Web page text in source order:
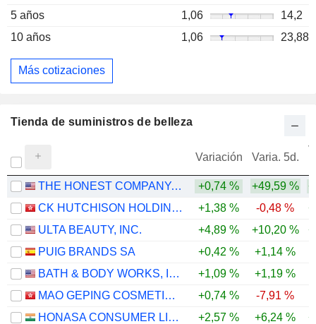
5 años
1,06
14,2
10 años
1,06 23,88
Más cotizaciones
Tienda de suministros de belleza
Variación Varia. 5d.
THE HONEST COMPANY, INC. +0,74 % +49,59 %
CK HUTCHISON HOLDINGS LIMITED
+1,38 % -0,48 %
ULTA BEAUTY, INC.
+4,89 % +10,20 %
PUIG BRANDS SA
+0,42 % +1,14 %
BATH & BODY WORKS, INC.
+1,09 % +1,19 %
MAO GEPING COSMETICS CO., LTD.
+0,74 % -7,91 %
HONASA CONSUMER LIMITED
+2,57 % +6,24 %